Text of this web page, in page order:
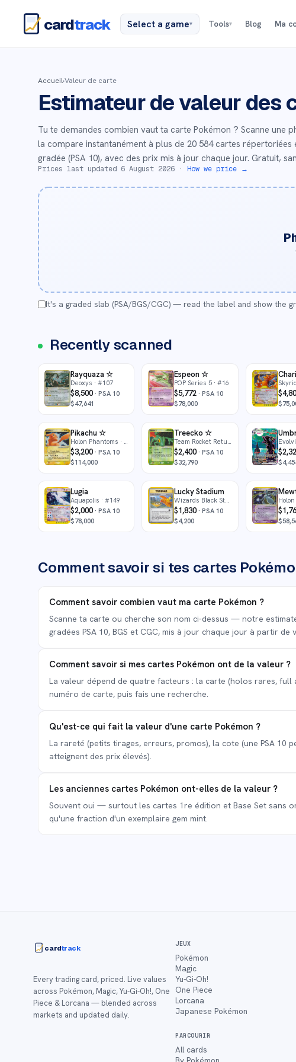
cardtrack Select a game▾ Tools▾ Blog Ma
Accueil›Valeur de carte
Estimateur de valeur des
Tu te demandes combien vaut ta carte Pokémon ? Scanne
la compare instantanément à plus de 20 584 cartes
gradée (PSA 10), avec des prix mis à jour chaque jour. Gratuit,
Prices last updated 6 August 2026 · How we price →
It's a graded slab (PSA/BGS/CGC) — read the label and show the
Recently scanned
Rayquaza ☆
Deoxys · #107
$8,500· PSA 10
$47,641
Espeon ☆
POP Series 5 · #16
$5,772 ·PSA 10
$78,000
Pikachu ☆
Holon Phantoms · #104
$3,200· PSA 10
$114,000
Treecko ☆
Team Rocket Returns · #109
$2,400·PSA 10
$32,790
Lugia
Aquapolis · #149
$2,000· PSA 10
$78,000
Lucky Stadium
Wizards Black Star Promos · #41
$1,830·PSA 10
$4,200
Comment savoir si tes cartes
Comment savoir combien vaut ma carte Pokémon ?
Scanne ta carte ou cherche son nom ci-dessus — notre
gradées PSA 10, BGS et CGC, mis à jour chaque jour à partir
Comment savoir si mes cartes Pokémon ont de la valeur ?
La valeur dépend de quatre facteurs : la carte (holos rares,
numéro de carte, puis fais une recherche.
Qu'est-ce qui fait la valeur d'une carte Pokémon ?
La rareté (petits tirages, erreurs, promos), la cote (une PSA 10
atteignent des prix élevés).
Les anciennes cartes Pokémon ont-elles de la valeur ?
Souvent oui — surtout les cartes 1re édition et Base Set sans
qu'une fraction d'un exemplaire gem mint.
cardtrack
Every trading card, priced. Live values
across Pokémon, Magic, Yu-Gi-Oh!, One
Piece & Lorcana — blended across
markets and updated daily.
JEUX
Pokémon
Magic
Yu-Gi-Oh!
One Piece
Lorcana
Japanese Pokémon
PARCOURIR
All cards